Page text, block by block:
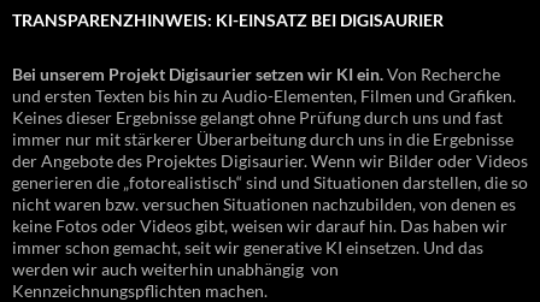
TRANSPARENZHINWEIS: KI-EINSATZ BEI DIGISAURIER
Bei unserem Projekt Digisaurier setzen wir KI ein.Von Recherche
und ersten Texten bis hin zu Audio-Elementen, Filmen und Grafiken.
Keines dieser Ergebnisse gelangt ohne Prüfung durch uns und fast
immer nur mit stärkerer Überarbeitung durch uns in die Ergebnisse
der Angebote des Projektes Digisaurier. Wenn wir Bilder oder Videos
generieren die „fotorealistisch“ sind und Situationen darstellen, die so
nicht waren bzw. versuchen Situationen nachzubilden, von denen es
keine Fotos oder Videos gibt, weisen wir darauf hin. Das haben wir
immer schon gemacht, seit wir generative KI einsetzen. Und das
werden wir auch weiterhin unabhängig von
Kennzeichnungspflichten machen.